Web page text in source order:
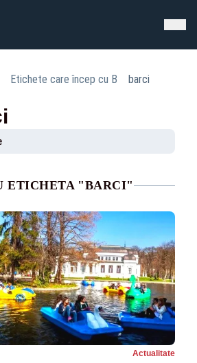
Etichete care încep cu B barci
ETICHETA "BARCI"
Actualitate